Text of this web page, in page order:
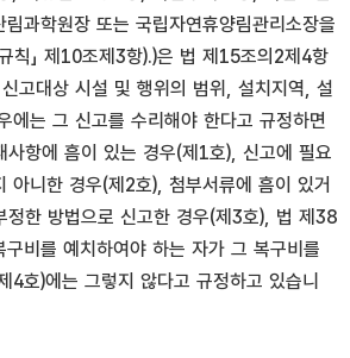
과학원장 또는 국립자연휴양림관리소장을
칙」 제10조제3항).)은 법 제15조의2제4항
고대상 시설 및 행위의 범위, 설치지역, 설
에는 그 신고를 수리해야 한다고 규정하면
항에 흠이 있는 경우(제1호), 신고에 필요
아니한 경우(제2호), 첨부서류에 흠이 있거
정한 방법으로 신고한 경우(제3호), 법 제38
비를 예치하여야 하는 자가 그 복구비를
4호)에는 그렇지 않다고 규정하고 있습니